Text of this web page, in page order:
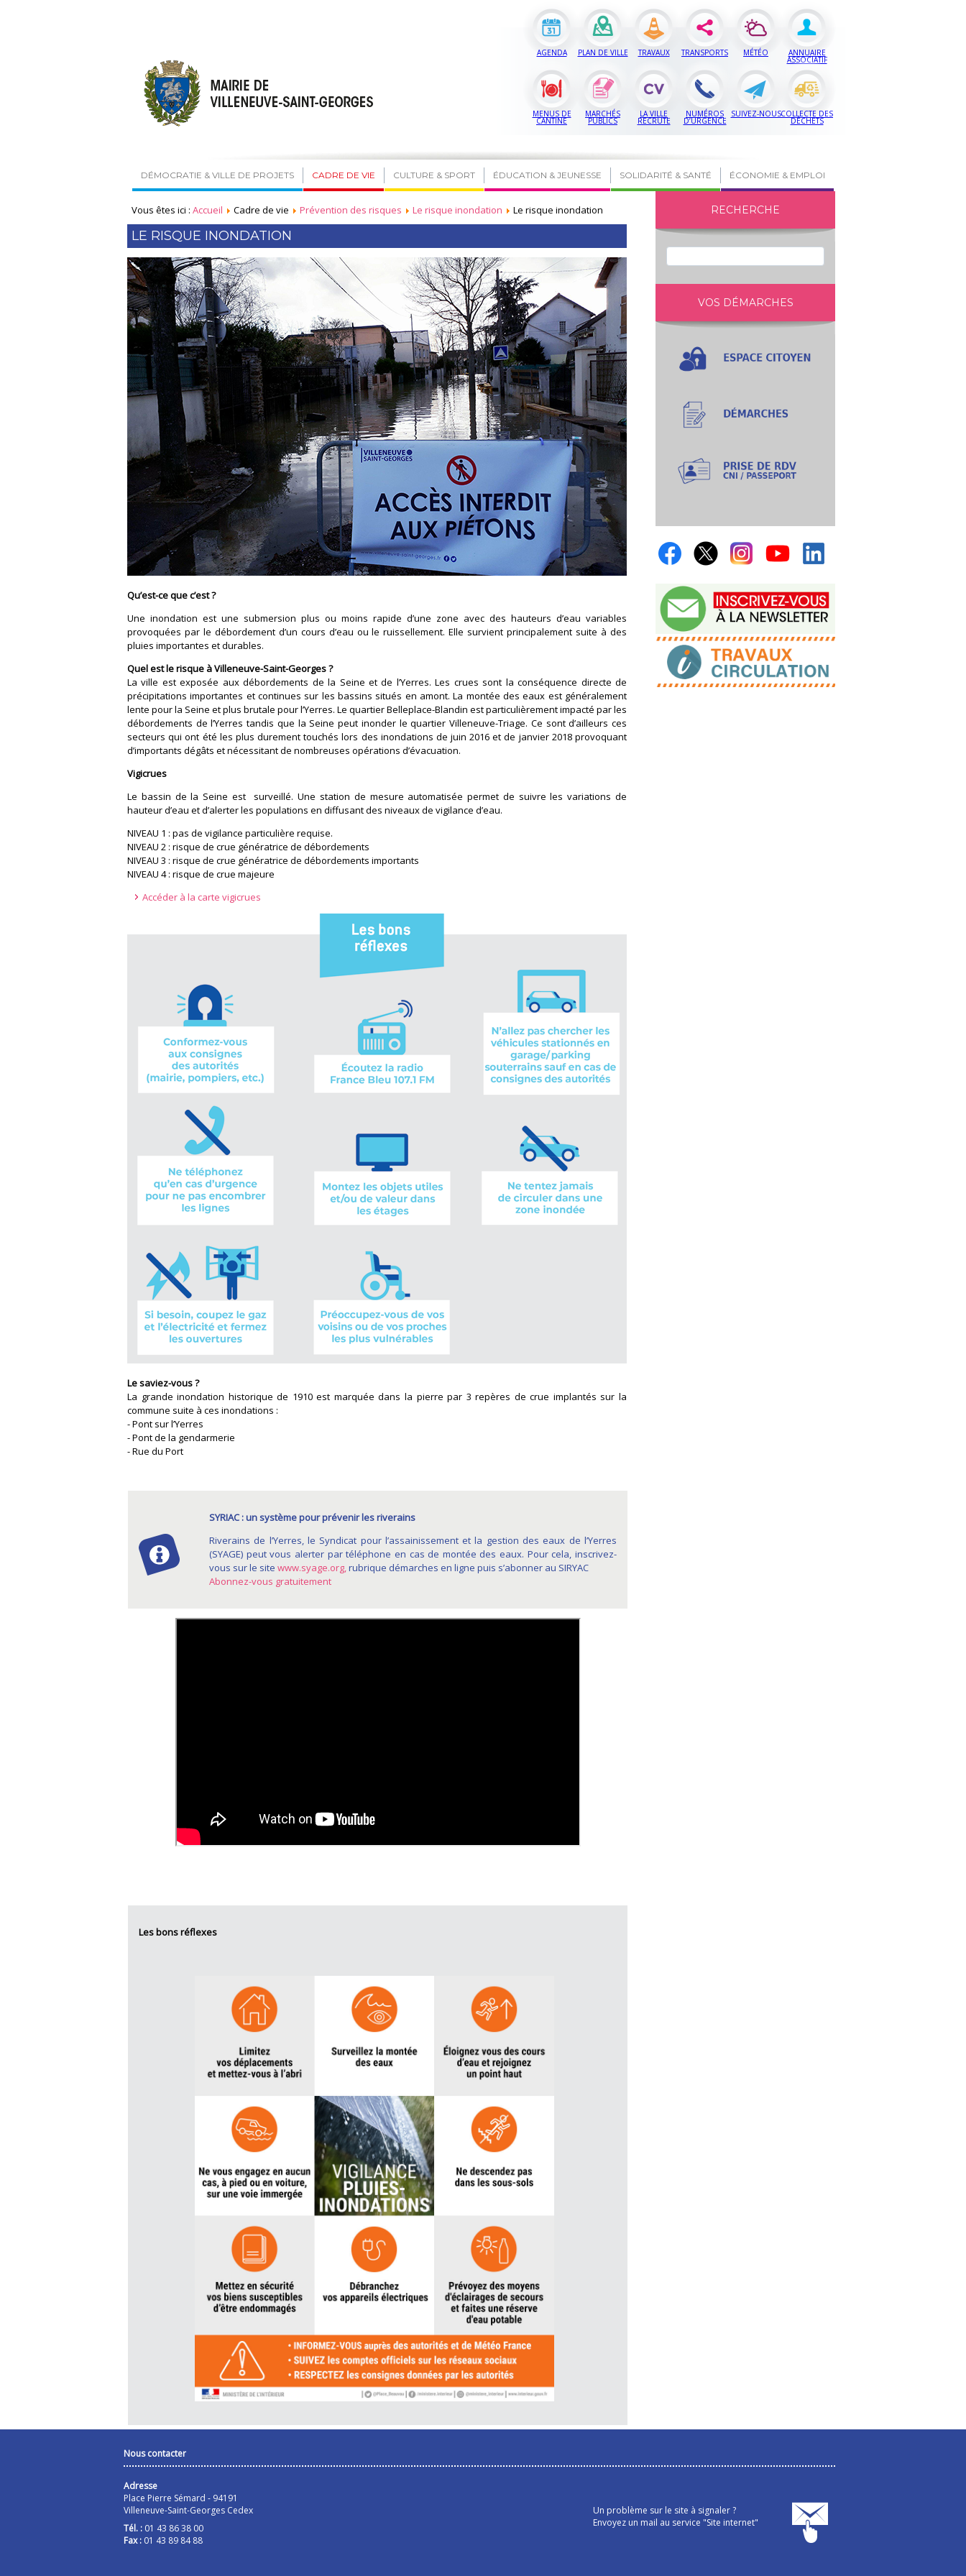
AGENDA PLAN DE VILLE TRAVAUX TRANSPORTS MÉTÉO ANNUAIRE
ASSOCIATIF
MENUS DE
CANTINE
MARCHÉS
PUBLICS
LA VILLE
RECRUTE
NUMÉROS
D’URGENCE
SUIVEZ-NOUSCOLLECTE DES
DÉCHETS
DÉMOCRATIE & VILLE DE PROJETS CADRE DE VIE CULTURE & SPORT ÉDUCATION & JEUNESSE SOLIDARITÉ & SANTÉ ÉCONOMIE & EMPLOI
Vous êtes ici : Accueil Cadre de vie Prévention des risques Le risque inondation Le risque inondation
LE RISQUE INONDATION
Qu’est-ce que c’est ?
Une inondation est une submersion plus ou moins rapide d’une zone avec des hauteurs d’eau variables
provoquées par le débordement d’un cours d’eau ou le ruissellement. Elle survient principalement suite à des
pluies importantes et durables.
Quel est le risque à Villeneuve-Saint-Georges ?
La ville est exposée aux débordements de la Seine et de l’Yerres. Les crues sont la conséquence directe de
précipitations importantes et continues sur les bassins situés en amont. La montée des eaux est généralement
lente pour la Seine et plus brutale pour l’Yerres. Le quartier Belleplace-Blandin est particulièrement impacté par les
débordements de l’Yerres tandis que la Seine peut inonder le quartier Villeneuve-Triage. Ce sont d’ailleurs ces
secteurs qui ont été les plus durement touchés lors des inondations de juin 2016 et de janvier 2018 provoquant
d’importants dégâts et nécessitant de nombreuses opérations d’évacuation.
Vigicrues
Le bassin de la Seine est surveillé. Une station de mesure automatisée permet de suivre les variations de
hauteur d’eau et d’alerter les populations en diffusant des niveaux de vigilance d’eau.
NIVEAU 1 : pas de vigilance particulière requise.
NIVEAU 2 : risque de crue génératrice de débordements
NIVEAU 3 : risque de crue génératrice de débordements importants
NIVEAU 4 : risque de crue majeure
Accéder à la carte vigicrues
Le saviez-vous ?
La grande inondation historique de 1910 est marquée dans la pierre par 3 repères de crue implantés sur la
commune suite à ces inondations :
- Pont sur l’Yerres
- Pont de la gendarmerie
- Rue du Port
SYRIAC : un système pour prévenir les riverains
Riverains de l’Yerres, le Syndicat pour l’assainissement et la gestion des eaux de l’Yerres
(SYAGE) peut vous alerter par téléphone en cas de montée des eaux. Pour cela, inscrivez-
vous sur le site www.syage.org,rubrique démarches en ligne puis s’abonner au SIRYAC
Abonnez-vous gratuitement
Les bons réflexes
RECHERCHE
VOS DÉMARCHES
Nous contacter
Adresse
Place Pierre Sémard - 94191
Villeneuve-Saint-Georges Cedex
Tél. : 01 43 86 38 00
Fax : 01 43 89 84 88
Un problème sur le site à signaler ?
Envoyez un mail au service "Site internet"